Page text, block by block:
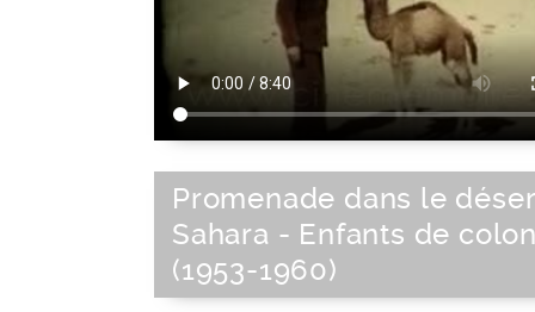
Promenade dans le
Sahara - Enfants de
(1953-1960)